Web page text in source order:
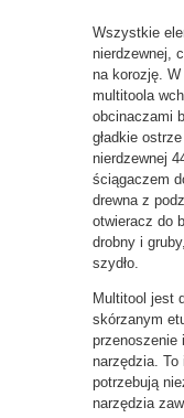
Wszystkie
nierdzewnej,
na korozję. W
multitoola
obcinaczami
gładkie
nierdzewnej
ściągaczem
drewna z
otwieracz do
drobny i
szydło.
Multitool jest
skórzanym
przenoszenie
narzędzia. To
potrzebują
narzędzia